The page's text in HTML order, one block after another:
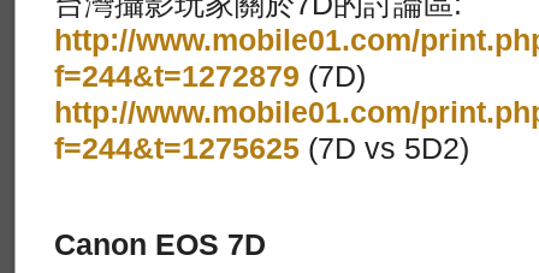
http://www.mobile01.com/
f=244&t=1272879 (7D)
http://www.mobile01.com/
f=244&t=1275625 (7D vs 5D2)
Canon EOS 7D